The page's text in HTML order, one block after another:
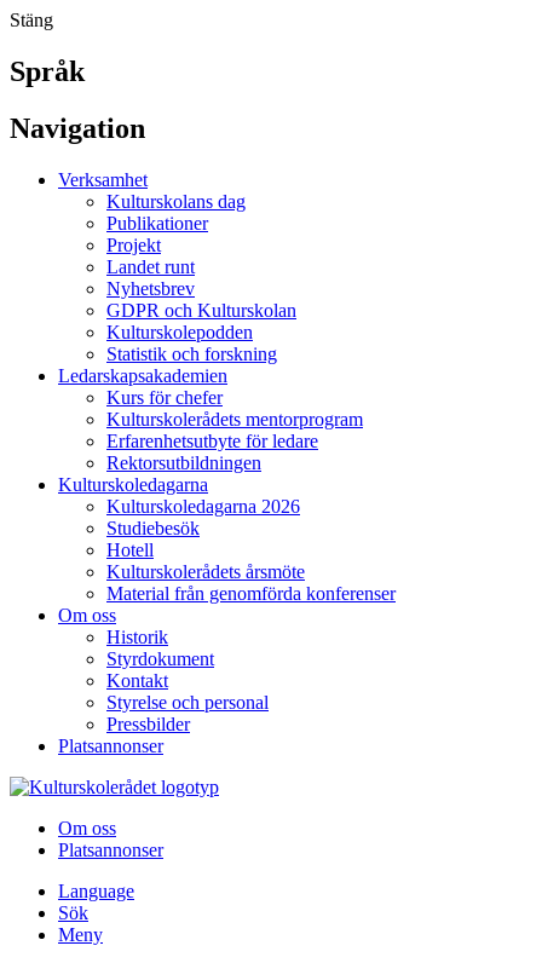
Stäng
Språk
Navigation
Verksamhet
Kulturskolans dag
Publikationer
Projekt
Landet runt
Nyhetsbrev
GDPR och Kulturskolan
Kulturskolepodden
Statistik och forskning
Ledarskapsakademien
Kurs för chefer
Kulturskolerådets mentorprogram
Erfarenhetsutbyte för ledare
Rektorsutbildningen
Kulturskoledagarna
Kulturskoledagarna 2026
Studiebesök
Hotell
Kulturskolerådets årsmöte
Material från genomförda konferenser
Om oss
Historik
Styrdokument
Kontakt
Styrelse och personal
Pressbilder
Platsannonser
Hoppa till innehållet
Om oss
Platsannonser
Language
Sök
Meny